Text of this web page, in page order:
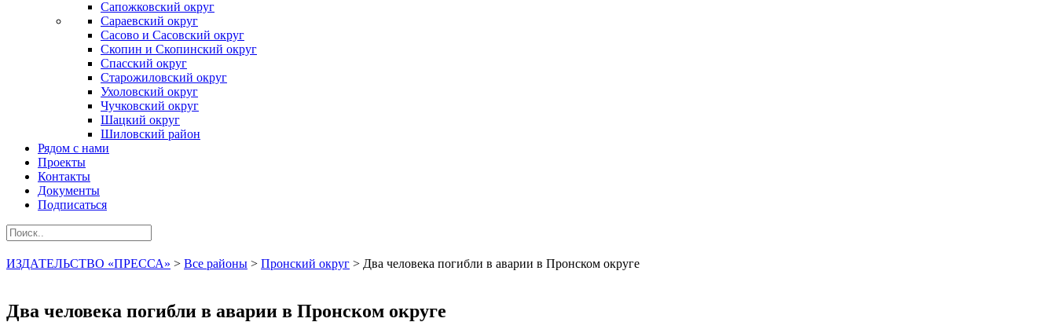
Сапожковский округ
Сараевский округ
Сасово и Сасовский округ
Скопин и Скопинский округ
Спасский округ
Старожиловский округ
Ухоловский округ
Чучковский округ
Шацкий округ
Шиловский район
Рядом с нами
Проекты
Контакты
Документы
Подписаться
ИЗДАТЕЛЬСТВО «ПРЕССА» > Все районы > Пронский округ > Два человека погибли в аварии в Пронском округе
Два человека погибли в аварии в Пронском округе